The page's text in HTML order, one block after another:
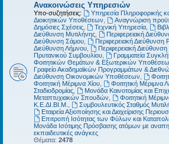
Ανακοινώσεις Υπηρεσιών
Υπο-συζητήσεις: Υπηρεσία Πληροφορικής
Διοικητικών Υποθέσεων
Αναγνώριση
Δημόσιες Σχέσεις
Τεχνική Υπηρεσία,
Διεύθυνση Μυτιλήνης
Περιφερειακή
Διεύθυνση Σάμου
Περιφερειακή Διεύθυνση
Διεύθυνση Λήμνου
Περιφερειακή
Πρυτανικού Συμβουλίου
Γραμματεία
Φοιτητικών Θεμάτων & Εξωτερικών
Γραφείο Ακαδημαϊκών Προγραμμάτων &
Διεύθυνση Οικονομικών Υποθέσεων
Φοιτητική Μέριμνα Χίου
Φοιτητική Μέριμνα
Σταδιοδρομίας
Μονάδα Καινοτομίας και
Μεταπτυχιακών Σπουδών
Φοιτητική
Κ.Ε.ΔΙ.ΒΙ.Μ.
Συμβουλευτικός Σταθμός
Εταιρεία Αξιοποίησης και Διαχείρισης
Επιτροπή Ισότητας των Φύλων και
Μονάδα Ισότιμης Πρόσβασης ατόμων με
εκπαιδευτικές ανάγκες
Θέματα: 2478